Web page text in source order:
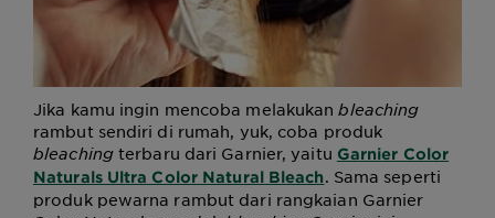
Jika kamu ingin mencoba melakukanbleaching
rambut sendiri di rumah, yuk, coba produk
bleachingterbaru dari Garnier, yaitu Garnier Color
Naturals Ultra Color Natural Bleach. Sama seperti
produk pewarna rambut dari rangkaian Garnier